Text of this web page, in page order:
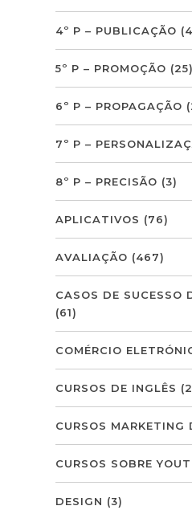
4º P – PUBLICAÇÃO
5º P – PROMOÇÃO (25)
6º P – PROPAGAÇÃO
7º P –
8º P – PRECISÃO (3)
APLICATIVOS (76)
AVALIAÇÃO (467)
CASOS DE SUCESSO
(61)
COMÉRCIO
CURSOS DE INGLÊS
CURSOS MARKETING
CURSOS SOBRE
DESIGN (3)